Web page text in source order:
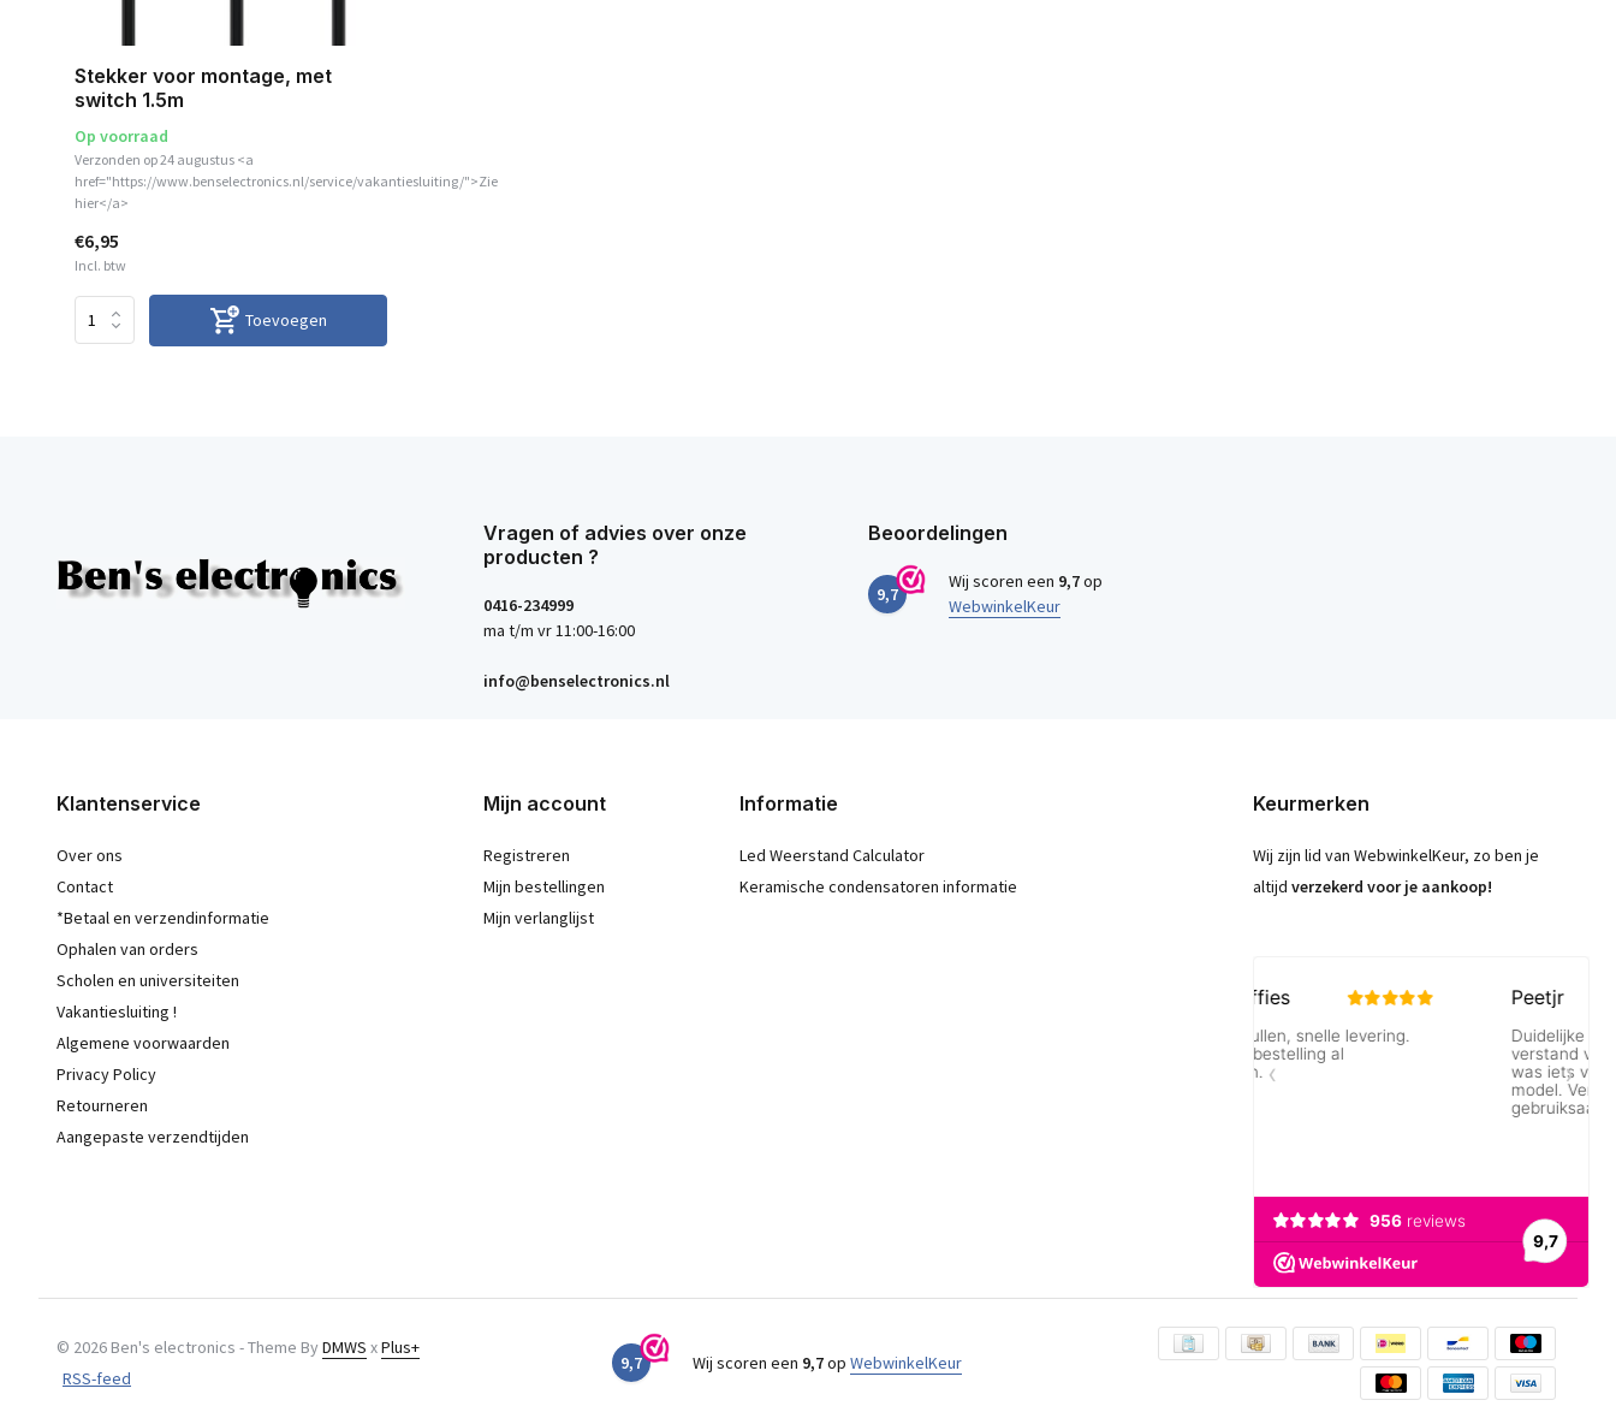
Stekker voor montage, met
switch 1.5m
Op voorraad
Verzonden op 24 augustus <a
href="https://www.benselectronics.nl/service/vakantiesluiting/">Zie
hier</a>
€6,95
Incl. btw
Toevoegen
Vragen of advies over onze
producten ?
0416-234999
ma t/m vr 11:00-16:00
info@benselectronics.nl
Beoordelingen
9,7
Wij scoren een 9,7op
WebwinkelKeur
Klantenservice
Over ons
Contact
*Betaal en verzendinformatie
Ophalen van orders
Scholen en universiteiten
Vakantiesluiting !
Algemene voorwaarden
Privacy Policy
Retourneren
Aangepaste verzendtijden
Mijn account
Registreren
Mijn bestellingen
Mijn verlanglijst
Informatie
Led Weerstand Calculator
Keramische condensatoren informatie
Keurmerken
Wij zijn lid van WebwinkelKeur, zo ben je
altijd verzekerd voor je aankoop!
© 2026 Ben's electronics - Theme ByDMWS xPlus+
RSS-feed
9,7 Wij scoren een 9,7op WebwinkelKeur